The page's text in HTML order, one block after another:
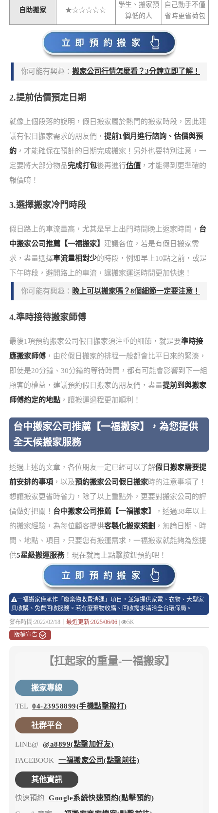
自助搬家 ★☆☆☆☆☆
學生、搬家預
算低的人
自己動手不僅
省時更省荷包
你可能有興趣：搬家公司行情怎麼看？3分鐘立即了解！
2.提前估價預定日期
就像上個段落的說明，假日搬家屬於熱門的搬家時段，因此建
議有假日搬家需求的朋友們， 提前1個月進行諮詢、估價與預
約，才能確保在預計的日期完成搬家！另外也要特別注意，一
定要將大部分物品完成打包後再進行估價，才能得到更準確的
報價唷！
3.選擇搬家冷門時段
假日路上的車流量高，尤其是早上出門時間晚上返家時間， 台
中搬家公司推薦【一福搬家】 建議各位，若是有假日搬家需
求，盡量選擇車流量相對少的時段，例如早上10點之前，或是
下午時段，避開路上的車流，讓搬家運送時間更加快速！
你可能有興趣： 晚上可以搬家嗎？8個細節一定要注意！
4.準時接待搬家師傅
最後1項預約搬家公司假日搬家須注重的細節，就是要準時接
應搬家師傅，由於假日搬家的排程一般都會比平日來的緊湊，
即使是20分鐘、30分鐘的等待時間，都有可能會影響到下一組
顧客的權益，建議預約假日搬家的朋友們，盡量提前到與搬家
師傅約定的地點，讓搬運過程更加順利！
台中搬家公司推薦【一福搬家】，為您提供
全天候搬家服務
透過上述的文章，各位朋友一定已經可以了解假日搬家需要提
前安排的事項，以及預約搬家公司假日搬家時的注意事項了！
想讓搬家更省時省力，除了以上重點外，更要對搬家公司的評
價做好把關！ 台中搬家公司推薦【一福搬家】
，透過38年以上
的搬家經驗，為每位顧客提供客製化搬家規劃 ，無論日期、時
間、地點、項目，只要您有搬運需求，一福搬家就能夠為您提
供5星級搬運服務！現在就馬上點擊按鈕預約吧！
一福搬家僅承作「廢棄物收費清運」項目，並無提供家電、衣物、大型家
具收購、免費回收服務。若有廢棄物收購、回收需求請洽全台環保局。
發布時間:2022/02/18｜ 最近更新:2025/06/06|
5K
版權宣告
【扛起家的重量-一福搬家】
搬家專線
TEL 04-23958899(手機點擊撥打)
社群平台
LINE@ @a8899(點擊加好友)
FACEBOOK 一福搬家公司(點擊前往)
其他資訊
快速預約 Google系統快速預約(點擊預約)